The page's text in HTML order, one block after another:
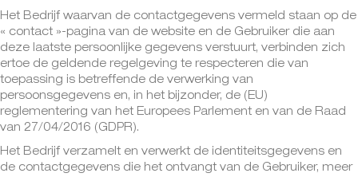
Het Bedrijf waarvan de contactgegevens vermeld staan op de
« contact »-pagina van de website en de Gebruiker die aan
deze laatste persoonlijke gegevens verstuurt, verbinden zich
ertoe de geldende regelgeving te respecteren die van
toepassing is betreffende de verwerking van
persoonsgegevens en, in het bijzonder, de (EU)
reglementering van het Europees Parlement en van de Raad
van 27/04/2016 (GDPR).
Het Bedrijf verzamelt en verwerkt de identiteitsgegevens en
de contactgegevens die het ontvangt van de Gebruiker, meer